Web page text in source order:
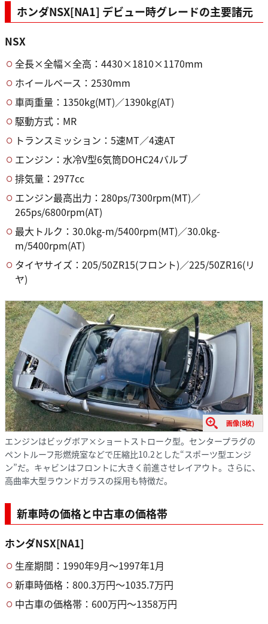
ホンダNSX[NA1] デビュー時グレードの主要諸元
NSX
全長×全幅×全高：4430×1810×1170mm
ホイールベース：2530mm
車両重量：1350kg(MT)／1390kg(AT)
駆動方式：MR
トランスミッション：5速MT／4速AT
エンジン：水冷V型6気筒DOHC24バルブ
排気量：2977cc
エンジン最高出力：280ps/7300rpm(MT)／
265ps/6800rpm(AT)
最大トルク：30.0kg-m/5400rpm(MT)／30.0kg-
m/5400rpm(AT)
タイヤサイズ：205/50ZR15(フロント)／225/50ZR16(リ
ヤ)
画像(8枚)
エンジンはビッグボア×ショートストローク型。センタープラグの
ペントルーフ形燃焼室などで圧縮比10.2とした“スポーツ型エンジ
ン”だ。キャビンはフロントに大きく前進させレイアウト。さらに、
高曲率大型ラウンドガラスの採用も特徴だ。
新車時の価格と中古車の価格帯
ホンダNSX[NA1]
生産期間：1990年9月～1997年1月
新車時価格：800.3万円〜1035.7万円
中古車の価格帯：600万円～1358万円